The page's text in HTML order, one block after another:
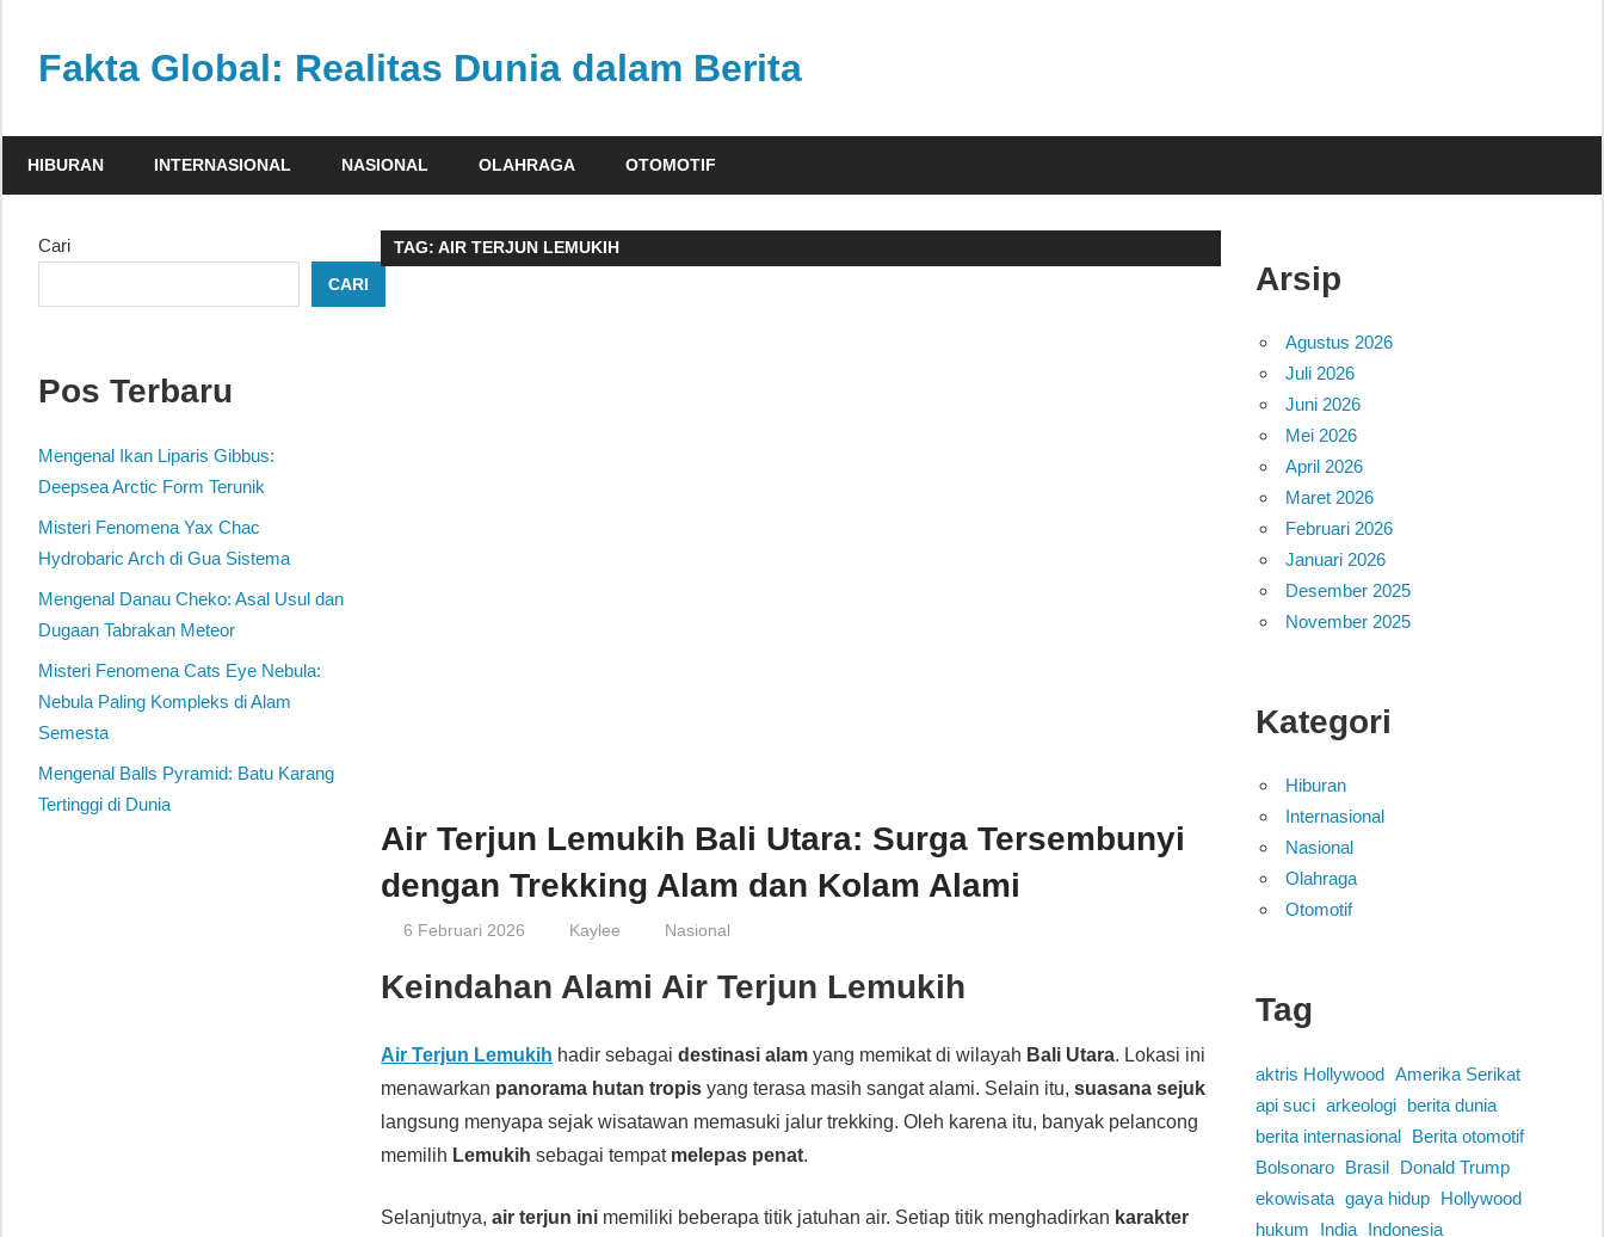
contentFakta Global: Realitas Dunia dalam Berita
faktual
berbagai
pandang
HIBURAN INTERNASIONAL NASIONAL OLAHRAGA OTOMOTIF
TAG:AIR TERJUN LEMUKIH
Air Terjun Lemukih Bali Utara: Surga Tersembunyi
dengan Trekking Alam dan Kolam Alami
6 Februari 2026 Kaylee Nasional
Keindahan Alami Air Terjun Lemukih
Air Terjun Lemukih hadir sebagaidestinasi alam yang memikat di wilayah Bali Utara. Lokasi ini
menawarkan panorama hutan tropis yang terasa masih sangat alami. Selain itu,suasana sejuk
langsung menyapa sejak wisatawan memasuki jalur trekking. Oleh karena itu, banyak pelancong
memilih Lemukih sebagai tempat melepas penat.
Selanjutnya,air terjun ini memiliki beberapa titik jatuhan air. Setiap titik menghadirkan karakter
Cari
CARI
Pos Terbaru
Mengenal Ikan Liparis Gibbus:
Deepsea Arctic Form Terunik
Misteri Fenomena Yax Chac
Hydrobaric Arch di Gua Sistema
Mengenal Danau Cheko: Asal Usul dan
Dugaan Tabrakan Meteor
Misteri Fenomena Cats Eye Nebula:
Nebula Paling Kompleks di Alam
Semesta
Mengenal Balls Pyramid: Batu Karang
Tertinggi di Dunia
Arsip
Agustus 2026
Juli 2026
Juni 2026
Mei 2026
April 2026
Maret 2026
Februari 2026
Januari 2026
Desember 2025
November 2025
Kategori
Hiburan
Internasional
Nasional
Olahraga
Otomotif
Tag
aktris Hollywood Amerika Serikat
api suci arkeologi
berita dunia
berita internasional
Berita otomotif
Bolsonaro
Brasil
Donald Trump
ekowisata gaya hidup
Hollywood
hukum
India
Indonesia